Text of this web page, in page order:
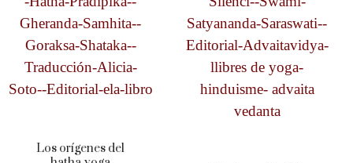
Los orígenes del